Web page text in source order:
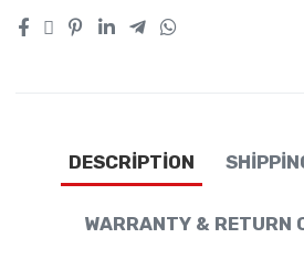
DESCRIPTION
WARRANTY & RETURN